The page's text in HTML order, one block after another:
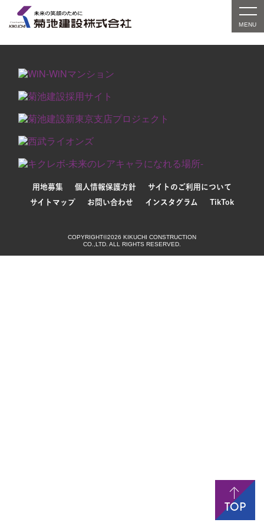
対象の実績紹介はまだありません。別条件でお探しい
ただくか、検索窓をご利用ください。
用地募集 個人情報保護方針
サイトのご利用について
サイトマップ
お問い合わせ インスタグラム TikTok
COPYRIGHT©2026 KIKUCHI CONSTRUCTION
CO.,LTD. ALL RIGHTS RESERVED.